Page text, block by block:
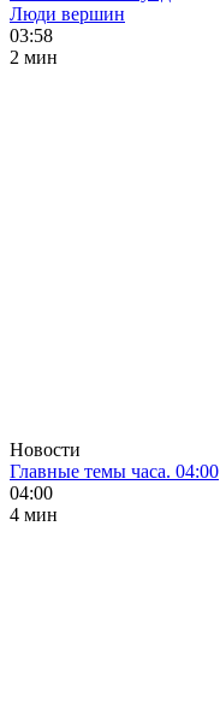
Люди вершин
03:58
2 мин
Новости
Главные темы часа. 04:00
04:00
4 мин